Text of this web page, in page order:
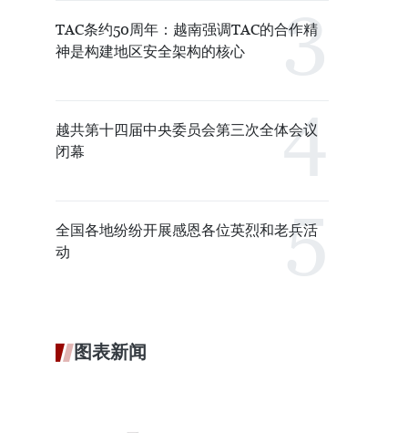
TAC条约50周年：越南强调TAC的合作精
神是构建地区安全架构的核心
越共第十四届中央委员会第三次全体会议
闭幕
全国各地纷纷开展感恩各位英烈和老兵活
动
图表新闻